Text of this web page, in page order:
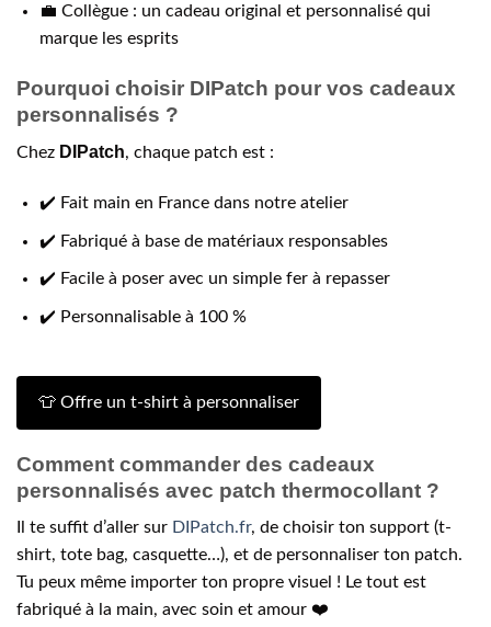
💼 Collègue : un cadeau original et personnalisé qui
marque les esprits
Pourquoi choisir DIPatch pour vos cadeaux
personnalisés ?
Chez DIPatch, chaque patch est :
✔️ Fait main en France dans notre atelier
✔️ Fabriqué à base de matériaux responsables
✔️ Facile à poser avec un simple fer à repasser
✔️ Personnalisable à 100 %
👕 Offre un t-shirt à personnaliser
Comment commander des cadeaux
personnalisés avec patch thermocollant ?
Il te suffit d’aller sur DIPatch.fr, de choisir ton support (t-
shirt, tote bag, casquette…), et de personnaliser ton patch.
Tu peux même importer ton propre visuel ! Le tout est
fabriqué à la main, avec soin et amour ❤️